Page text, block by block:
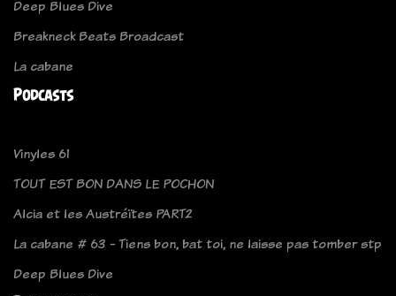
Deep Blues Dive
Breakneck Beats Broadcast
La cabane
Podcasts
Vinyles 61
TOUT EST BON DANS LE POCHON
Alcia et les Austréïtes PART2
La cabane # 63 - Tiens bon, bat toi, ne laisse pas tomber stp
Deep Blues Dive